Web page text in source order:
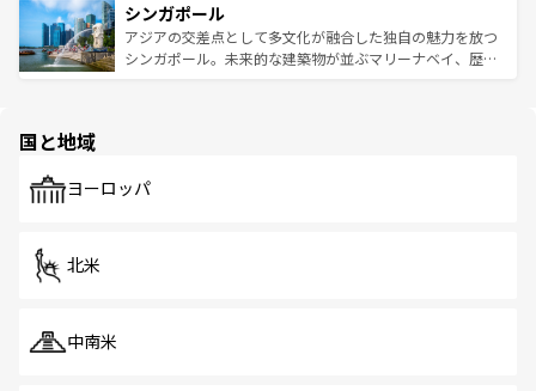
参照してほしい。
激する。気候は一年中温暖で、どの季節にも異なる楽しみ
が待っている。親しみやすいタイの人々、仏教を中心とし
た文化、そして多様な観光資源が、訪れる旅人を魅了し続
み、どこを訪れても感動するはず。観光スポットが密集し
ており、効率よく見どころを回れるのも魅力。息をのむよ
うな絶景から文化的な体験まで、香港を存分に楽しみ尽く
シンガポール
アジアの交差点として多文化が融合した独自の魅力を放つ
シンガポール。未来的な建築物が並ぶマリーナベイ、歴史
で、ホーカーズは地元の風情を楽しめる外せないスポット
国と地域
ヨーロッパ
北米
中南米